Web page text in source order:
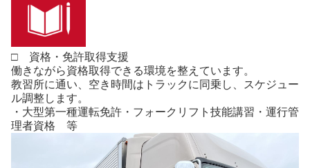
□ 資格・免許取得支援
働きながら資格取得できる環境を整えています。
教習所に通い、空き時間はトラックに同乗し、スケジュー
ル調整します。
・大型第一種運転免許・フォークリフト技能講習・運行管
理者資格 等